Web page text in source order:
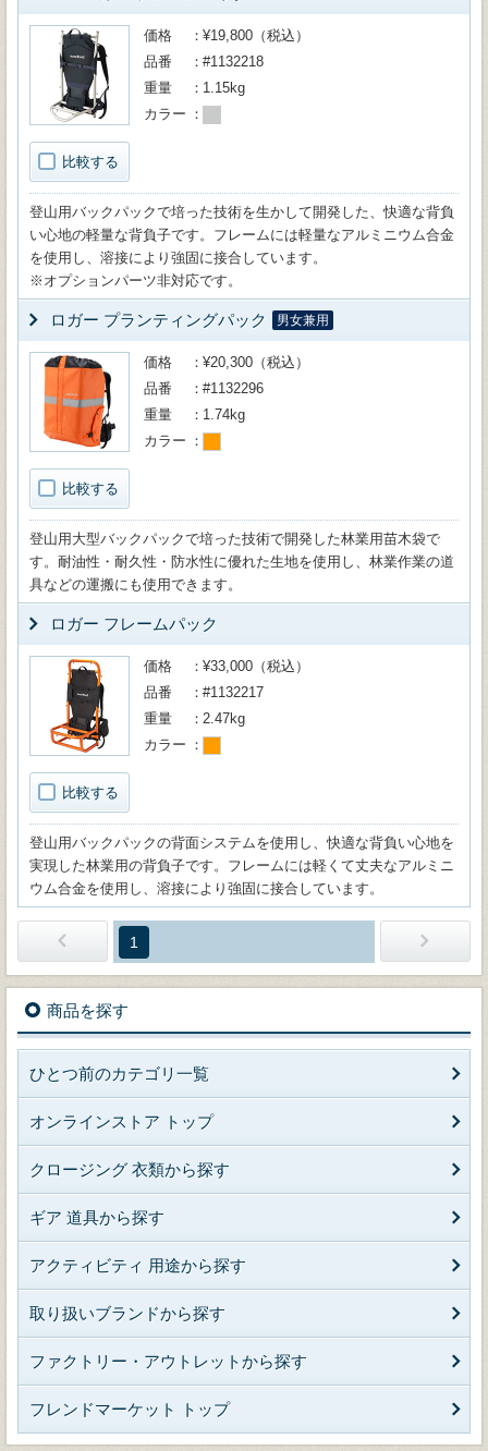
比較する
価格
¥19,800（税込）
品番
#1132218
重量
1.15kg
カラー
登山用バックパックで培った技術を生かして開発した、快適な背負
い心地の軽量な背負子です。フレームには軽量なアルミニウム合金
を使用し、溶接により強固に接合しています。
※オプションパーツ非対応です。
ロガー プランティングパック 男女兼用
比較する
価格
¥20,300（税込）
品番
#1132296
重量
1.74kg
カラー
登山用大型バックパックで培った技術で開発した林業用苗木袋で
す。耐油性・耐久性・防水性に優れた生地を使用し、林業作業の道
具などの運搬にも使用できます。
ロガー フレームパック
比較する
価格
¥33,000（税込）
品番
#1132217
重量
2.47kg
カラー
登山用バックパックの背面システムを使用し、快適な背負い心地を
実現した林業用の背負子です。フレームには軽くて丈夫なアルミニ
ウム合金を使用し、溶接により強固に接合しています。
1
商品を探す
ひとつ前のカテゴリ一覧
オンラインストア トップ
クロージング 衣類から探す
ギア 道具から探す
アクティビティ 用途から探す
取り扱いブランドから探す
ファクトリー・アウトレットから探す
フレンドマーケット トップ